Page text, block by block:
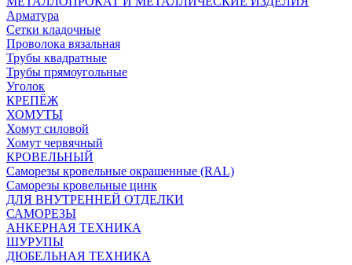
Арматура
Сетки кладочные
Проволока вязальная
Трубы квадратные
Трубы прямоугольные
Уголок
КРЕПЁЖ
ХОМУТЫ
Хомут силовой
Хомут червячный
КРОВЕЛЬНЫЙ
Саморезы кровельные окрашенные (RAL)
Саморезы кровельные цинк
ДЛЯ ВНУТРЕННЕЙ ОТДЕЛКИ
САМОРЕЗЫ
АНКЕРНАЯ ТЕХНИКА
ШУРУПЫ
ДЮБЕЛЬНАЯ ТЕХНИКА